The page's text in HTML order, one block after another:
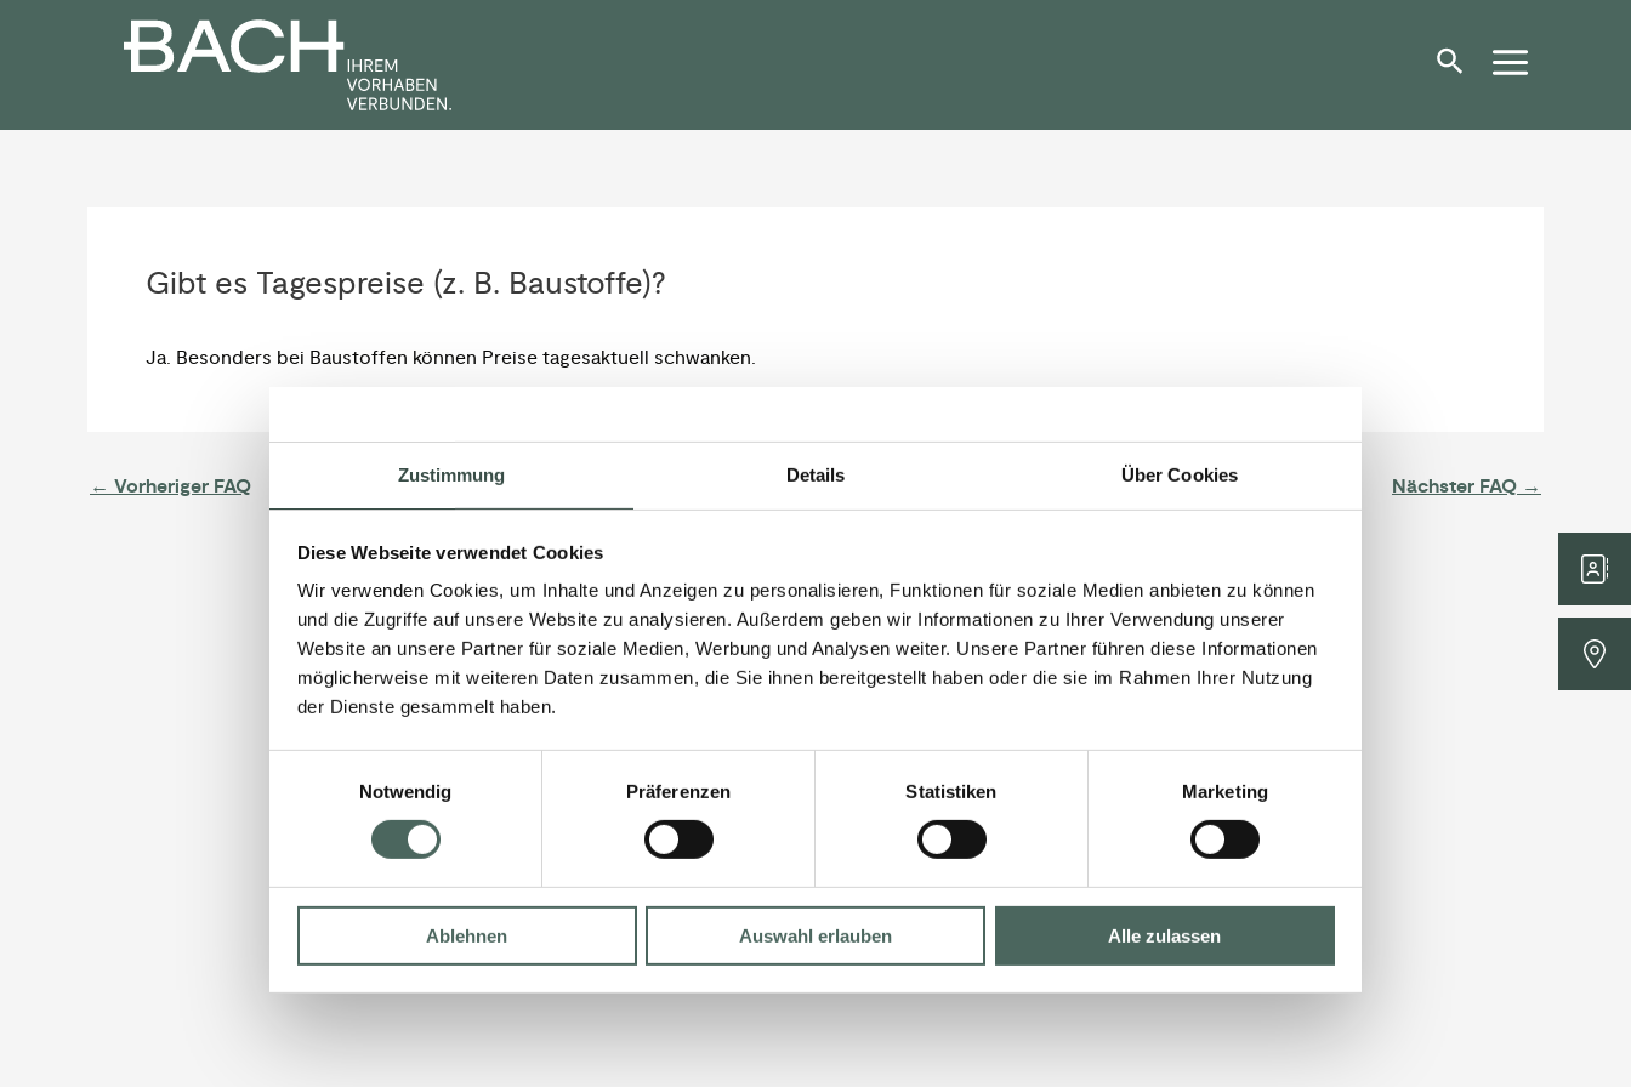
Zustimmung Details Über Cookies
Diese Webseite verwendet Cookies
Wir verwenden Cookies, um Inhalte und Anzeigen zu personalisieren, Funktionen für soziale Medien anbieten zu können
und die Zugriffe auf unsere Website zu analysieren. Außerdem geben wir Informationen zu Ihrer Verwendung unserer
Website an unsere Partner für soziale Medien, Werbung und Analysen weiter. Unsere Partner führen diese Informationen
möglicherweise mit weiteren Daten zusammen, die Sie ihnen bereitgestellt haben oder die sie im Rahmen Ihrer Nutzung
der Dienste gesammelt haben.
Notwendig
Präferenzen Statistiken Marketing
Ablehnen Auswahl erlauben Alle zulassen
Gibt es Tagespreise (z. B. Baustoffe)?
Ja. Besonders bei Baustoffen können Preise tagesaktuell schwanken.
navigation
← Vorheriger FAQ Nächster FAQ →